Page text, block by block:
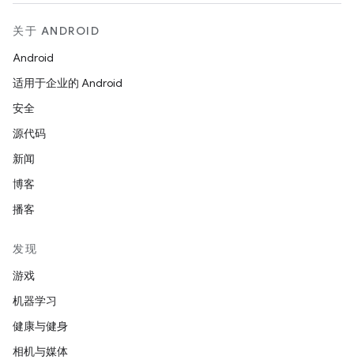
关于 ANDROID
Android
适用于企业的 Android
安全
源代码
新闻
博客
播客
发现
游戏
机器学习
健康与健身
相机与媒体